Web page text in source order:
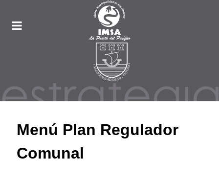
Menú Plan Regulador
Comunal